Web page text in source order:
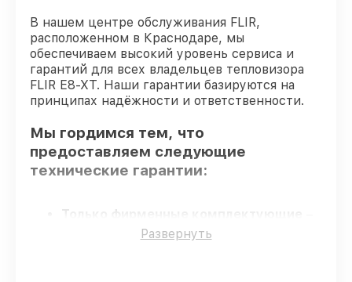
В нашем центре обслуживания FLIR,
расположенном в Краснодаре, мы
обеспечиваем высокий уровень сервиса и
гарантий для всех владельцев тепловизора
FLIR E8-XT. Наши гарантии базируются на
принципах надёжности и ответственности.
Мы гордимся тем, что
предоставляем следующие
технические гарантии:
Только фирменные комплектующие
только подлинные комплектующие.
Развернуть